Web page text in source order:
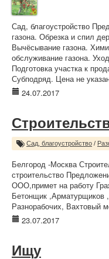
Сад, благоустройство
газона. Обрезка и спил
Вычёсывание газона.
обслуживание газона.
Подготовка участка к
Субподряд. Цена не
24.07.2017
Сад, благоустройство /
Белгород -Москва
строительство
ООО,примет на работу
Бетонщик ,Арматурщиков
Разнорабочих, Вахтовый
23.07.2017
Ищу